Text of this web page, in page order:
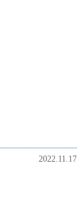
2022.11.17